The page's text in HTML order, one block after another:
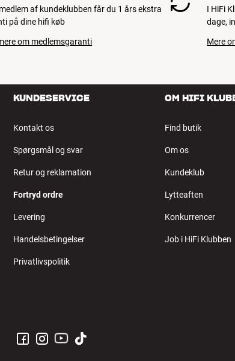
af kundeklubben får du 1 års ekstra
på dine hifi køb
om medlemsgaranti
I HiFi
dage,
Mere
KUNDESERVICE
Kontakt os
Spørgsmål og svar
Retur og reklamation
Fortryd ordre
Levering
Handelsbetingelser
Privatlivspolitik
OM HIFI
Find butik
Om os
Kundeklub
Lytteaften
Konkurrencer
Job i HiFi Klubben